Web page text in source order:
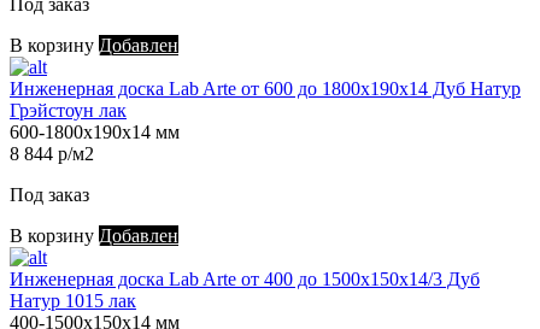
Под заказ
В корзину Добавлен
Инженерная доска Lab Arte от 600 до 1800х190х14 Дуб Натур
Грэйстоун лак
600-1800х190х14 мм
8 844 р/м2
Под заказ
В корзину Добавлен
Инженерная доска Lab Arte от 400 до 1500х150х14/3 Дуб
Натур 1015 лак
400-1500х150х14 мм